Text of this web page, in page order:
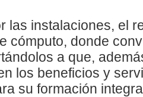
las instalaciones, el
cómputo, donde
a que,
los beneficios y
su formación